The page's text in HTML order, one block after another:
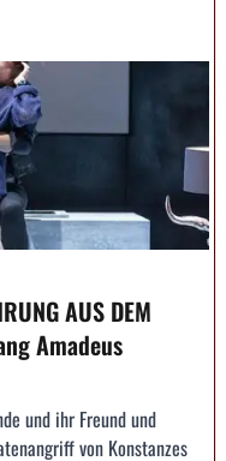
AUS DEM
Amadeus
und ihr Freund und
von Konstanzes